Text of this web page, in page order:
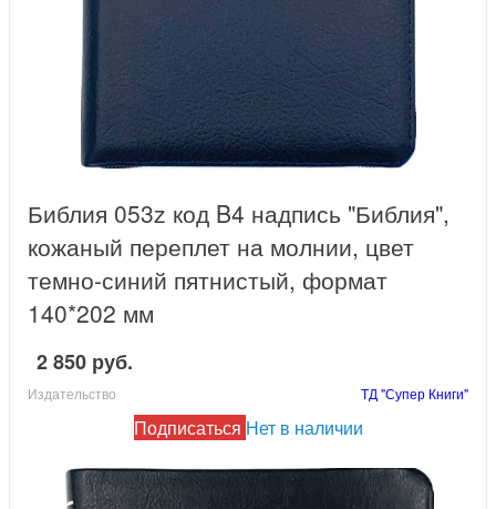
Библия 053z код B4 надпись "Библия",
кожаный переплет на молнии, цвет
темно-синий пятнистый, формат
140*202 мм
2 850 руб.
Издательство ТД "Супер Книги"
Подписаться Нет в наличии